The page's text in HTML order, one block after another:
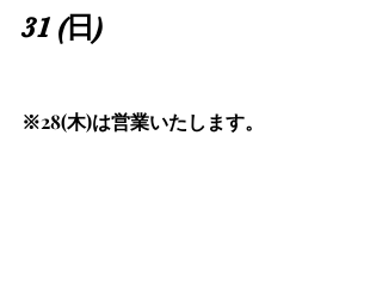
31 (日)
※28(木)は営業いたします。